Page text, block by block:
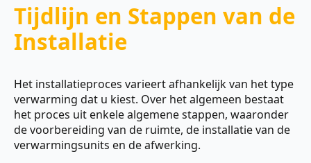
Tijdlijn en Stappen van de
Installatie
Het installatieproces varieert afhankelijk van het type
verwarming dat u kiest. Over het algemeen bestaat
het proces uit enkele algemene stappen, waaronder
de voorbereiding van de ruimte, de installatie van de
verwarmingsunits en de afwerking.